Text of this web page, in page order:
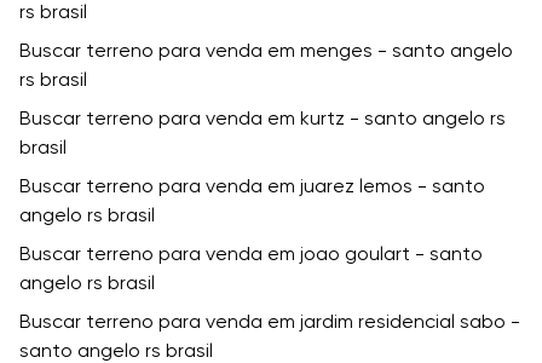
rs brasil
Buscar terreno para venda em menges - santo angelo
rs brasil
Buscar terreno para venda em kurtz - santo angelo rs
brasil
Buscar terreno para venda em juarez lemos - santo
angelo rs brasil
Buscar terreno para venda em joao goulart - santo
angelo rs brasil
Buscar terreno para venda em jardim residencial sabo -
santo angelo rs brasil